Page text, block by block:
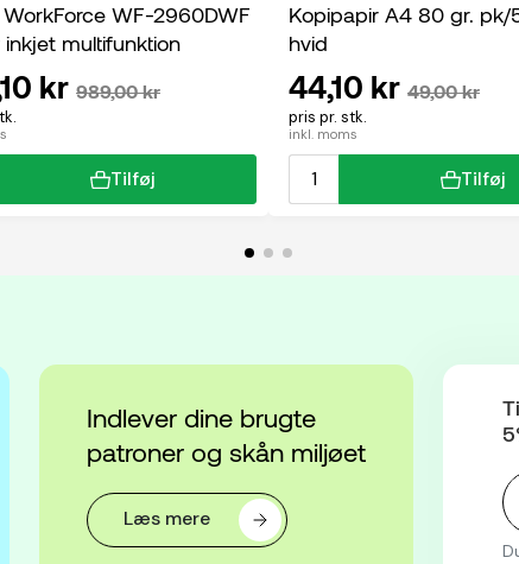
WF-2960DWF
multifunktion
kr 989,00 kr
Tilføj
Kopipapir A4 80 gr. pk/
hvid
pris pr. stk.
inkl. moms
44,10 kr 49,00 kr
Tilføj
Indlever dine brugte
patroner og skån miljøet
Læs mere